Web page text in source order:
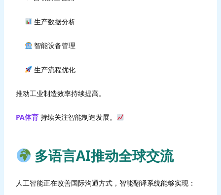
生产数据分析
智能设备管理
生产流程优化
推动工业制造效率持续提高。
PA体育持续关注智能制造发展。
多语言AI推动全球交流
人工智能正在改善国际沟通方式，智能翻译系统能够实现：